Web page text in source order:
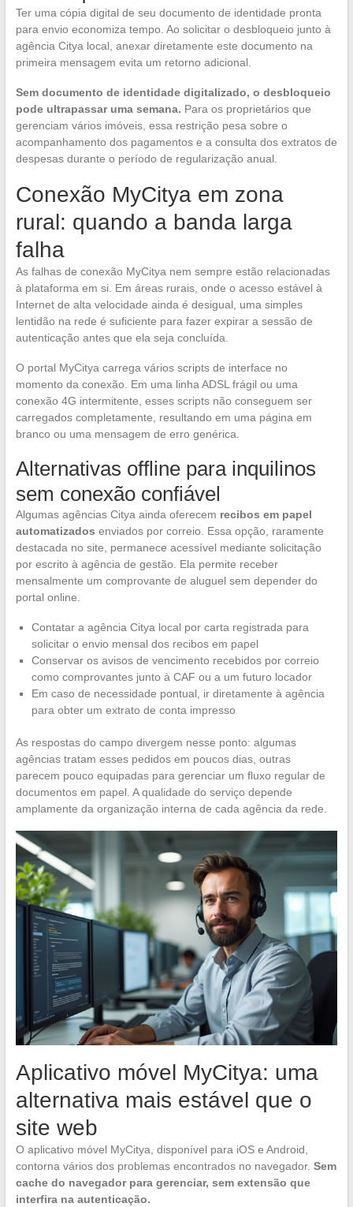
Ter uma cópia digital de seu documento de identidade pronta
para envio economiza tempo. Ao solicitar o desbloqueio junto à
agência Citya local, anexar diretamente este documento na
primeira mensagem evita um retorno adicional.
Sem documento de identidade digitalizado, o desbloqueio
pode ultrapassar uma semana. Para os proprietários que
gerenciam vários imóveis, essa restrição pesa sobre o
acompanhamento dos pagamentos e a consulta dos extratos de
despesas durante o período de regularização anual.
Conexão MyCitya em zona
rural: quando a banda larga
falha
As falhas de conexão MyCitya nem sempre estão relacionadas
à plataforma em si. Em áreas rurais, onde o acesso estável à
Internet de alta velocidade ainda é desigual, uma simples
lentidão na rede é suficiente para fazer expirar a sessão de
autenticação antes que ela seja concluída.
O portal MyCitya carrega vários scripts de interface no
momento da conexão. Em uma linha ADSL frágil ou uma
conexão 4G intermitente, esses scripts não conseguem ser
carregados completamente, resultando em uma página em
branco ou uma mensagem de erro genérica.
Alternativas offline para inquilinos
sem conexão confiável
Algumas agências Citya ainda oferecem recibos em papel
automatizados enviados por correio. Essa opção, raramente
destacada no site, permanece acessível mediante solicitação
por escrito à agência de gestão. Ela permite receber
mensalmente um comprovante de aluguel sem depender do
portal online.
Contatar a agência Citya local por carta registrada para
solicitar o envio mensal dos recibos em papel
Conservar os avisos de vencimento recebidos por correio
como comprovantes junto à CAF ou a um futuro locador
Em caso de necessidade pontual, ir diretamente à agência
para obter um extrato de conta impresso
As respostas do campo divergem nesse ponto: algumas
agências tratam esses pedidos em poucos dias, outras
parecem pouco equipadas para gerenciar um fluxo regular de
documentos em papel. A qualidade do serviço depende
amplamente da organização interna de cada agência da rede.
Aplicativo móvel MyCitya: uma
alternativa mais estável que o
site web
O aplicativo móvel MyCitya, disponível para iOS e Android,
contorna vários dos problemas encontrados no navegador. Sem
cache do navegador para gerenciar, sem extensão que
interfira na autenticação.